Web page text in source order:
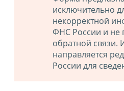
исключительно
некорректной
ФНС России и не
обратной
направляется
России для